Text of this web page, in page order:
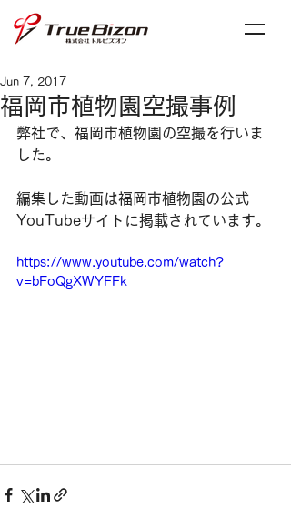
福岡市植物園空撮事例
Jun 7, 2017
弊社で、福岡市植物園の空撮を行いま
した。
編集した動画は福岡市植物園の公式
YouTubeサイトに掲載されています。
https://www.youtube.com/watch?
v=bFoQgXWYFFk